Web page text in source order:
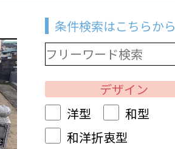
条件検索はこちらから
デザイン
洋型
和型
和洋折衷型